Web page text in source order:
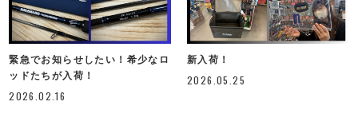
緊急でお知らせしたい！希少なロ
ッドたちが入荷！
2026.02.16
新入荷！
2026.05.25